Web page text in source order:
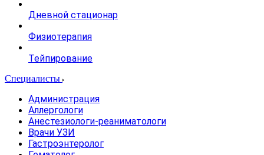
Дневной стационар
Физиотерапия
Тейпирование
Специалисты
Администрация
Аллергологи
Анестезиологи-реаниматологи
Врачи УЗИ
Гастроэнтеролог